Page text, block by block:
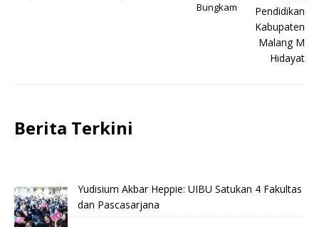
Bungkam
Berita Terkini
Yudisium Akbar Heppie: UIBU Satukan 4 Fakultas
dan Pascasarjana